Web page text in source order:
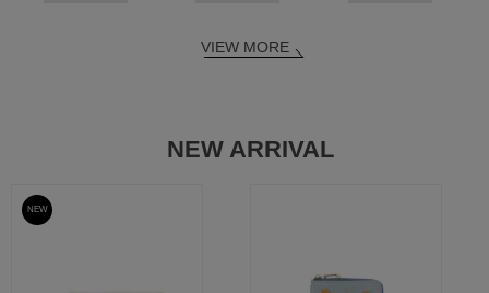
VIEW MORE
NEW ARRIVAL
予約
NEW